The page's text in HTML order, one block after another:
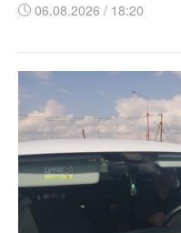
06.08.2026 / 18:20